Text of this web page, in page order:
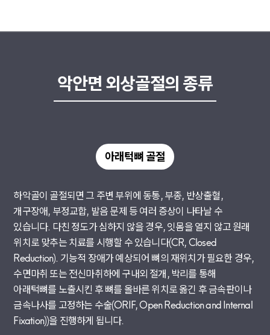
악안면 외상골절의 종류
아래턱뼈 골절
하악골이 골절되면 그 주변 부위에 동통, 부종, 반상출혈,
개구장애, 부정교합, 발음 문제 등 여러 증상이 나타날 수
있습니다. 다친 정도가 심하지 않을 경우, 잇몸을 열지 않고 원래
위치로 맞추는 치료를 시행할 수 있습니다(CR, Closed
Reduction). 기능적 장애가 예상되어 뼈의 재위치가 필요한 경우,
수면마취 또는 전신마취하에 구내외 절개, 박리를 통해
아래턱뼈를 노출시킨 후 뼈를 올바른 위치로 옮긴 후 금속판이나
금속나사를 고정하는 수술(ORIF, Open Reduction and Internal
Fixation))을 진행하게 됩니다.